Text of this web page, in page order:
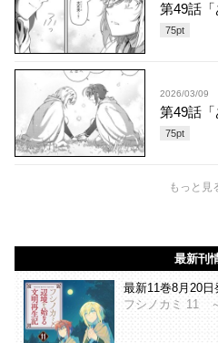
第49話
75pt
2026/03/09
第49話
75pt
もっと見
最新刊
最新11巻8月20日
フシノカミ 11